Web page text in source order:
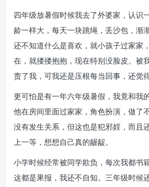
四年级放暑假时候我去了外婆家，认识
龄一样大，每天一块跳绳，丢沙包，渐
还不知道什么是喜欢，就小孩子过家家
在，就搂搂抱抱，现在特别没脸皮。被
责了我，可我还是压根每当回事，还觉得
更可怕是有一年六年级暑假，我竟和我
他在房间里面过家家，角色扮演，做了
没有发生关系，但这也是犯邪婬，而且
上一等，想想自己真的龌龊。
小学时候经常被同学欺负，每次我都书
这都是果报，我还不自知。三年级时候